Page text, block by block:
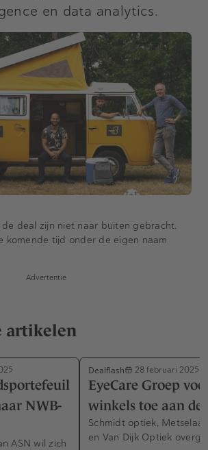
en data analytics.
deal zijn niet naar buiten gebracht.
komende tijd onder de eigen naam
Advertentie
artikelen
NWB-
ASN wil zich
Dealflash 28 februari 2025
EyeCare Groep
winkels toe aan de
Schmidt optiek,
en Van Dijk Optiek